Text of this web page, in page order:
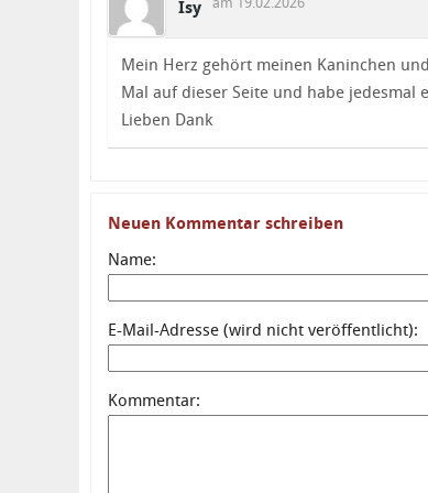
Isy
Mein Herz gehört meinen Kaninchen
Mal auf dieser Seite und habe jedesmal
Lieben Dank
Neuen Kommentar schreiben
Name:
E-Mail-Adresse (wird nicht veröffentlicht):
Kommentar: